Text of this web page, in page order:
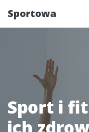
Sportowa
Sport i
ich